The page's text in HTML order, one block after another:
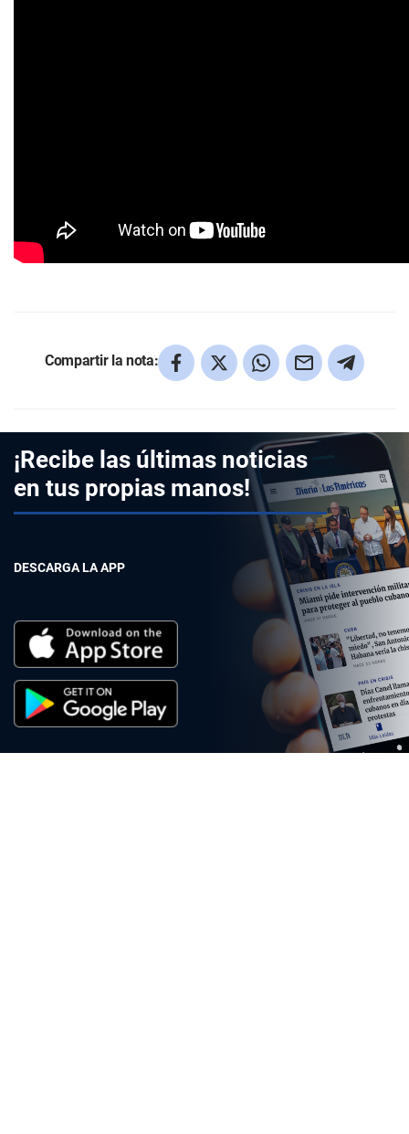
Compartir la nota:
¡Recibe las últimas noticias
en tus propias manos!
DESCARGA LA APP